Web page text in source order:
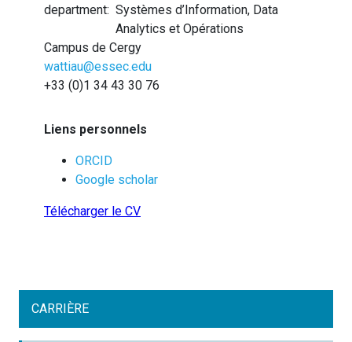
department: Systèmes d’Information, Data
Analytics et Opérations
Campus de Cergy
wattiau@essec.edu
+33 (0)1 34 43 30 76
Liens personnels
ORCID
Google scholar
Télécharger le CV
CARRIÈRE